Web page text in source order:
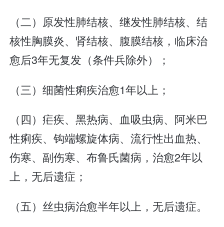
（二）原发性肺结核、继发性肺结核、结
核性胸膜炎、肾结核、腹膜结核，临床治
愈后3年无复发（条件兵除外）；
（三）细菌性痢疾治愈1年以上；
（四）疟疾、黑热病、血吸虫病、阿米巴
性痢疾、钩端螺旋体病、流行性出血热、
伤寒、副伤寒、布鲁氏菌病，治愈2年以
上，无后遗症；
（五）丝虫病治愈半年以上，无后遗症。